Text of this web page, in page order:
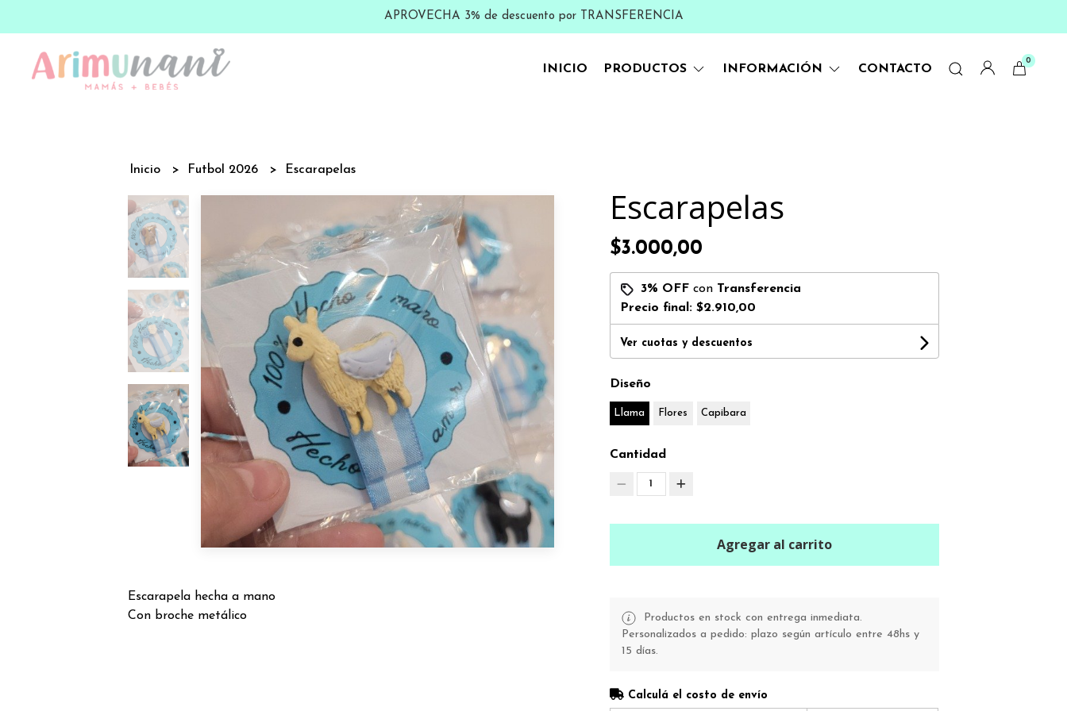
APROVECHA 3% de descuento por TRANSFERENCIA
INICIO PRODUCTOS INFORMACIÓN CONTACTO
0
Inicio Futbol 2026 Escarapelas
Escarapela hecha a mano
Con broche metálico
Escarapelas
$3.000,00
3% OFFcon Transferencia
Precio final: $2.910,00
Ver cuotas y descuentos
Diseño
Llama Flores Capibara
Cantidad
1
Agregar al carrito
Productos en stock con entrega inmediata.
Personalizados a pedido: plazo según artículo entre 48hs y
15 días.
Calculá el costo de envío